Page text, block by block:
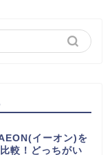
イーオン)を
較！どっちがい